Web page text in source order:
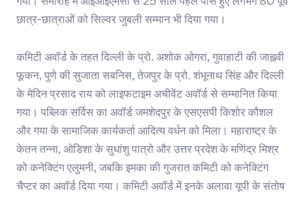
छात्र-छात्राओं को सिल्वर जुबली सम्मान भी दिया गया।
कमिटी अवॉर्ड के तहत दिल्ली के प्रो. अशोक ओगरा, गुवाहाटी की जाह्नवी
फूकन, पुणे की सुजाता सबनिस, तेजपुर के प्रो. शंभूनाथ सिंह और दिल्ली
के मेदिन प्रसाद राय को लाइफटाइम अचीवेंट अवॉर्ड से सम्मानित किया
गया। पब्लिक सर्विस का अवॉर्ड जमशेदपुर के एसएसपी किशोर कौशल
और गया के सामाजिक कार्यकर्ता आदित्य वर्धन को मिला। महाराष्ट्र के
केतन तन्ना, ओडिशा के सुधांशु पात्रो और उत्तर प्रदेश के मणिंद्र मिश्र
को कनेक्टिंग एलुमनी, जबकि इमका की गुजरात कमिटी को कनेक्टिंग
चैप्टर का अवॉर्ड दिया गया। कमिटी अवॉर्ड में इनके अलावा यूपी के संतोष